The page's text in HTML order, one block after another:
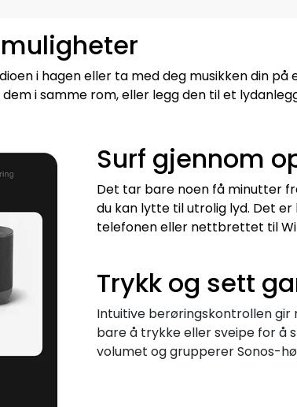
i hagen eller ta med deg musikken din på
i samme rom, eller legg den til et
Surf gjennom
Det tar bare noen få minutter
du kan lytte til utrolig lyd. Det
telefonen eller nettbrettet til
Trykk og sett
Intuitive berøringskontrollen gir
bare å trykke eller sveipe for å
volumet og grupperer Sonos-